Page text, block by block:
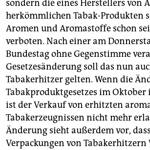
epaper login
sondern die eines Herstellers von
herkömmlichen Tabak-Produkten
Aromen und Aromastoffe schon
verboten. Nach einer am
Bundestag ohne Gegenstimme
Gesetzesänderung soll das nun
Tabakerhitzer gelten. Wenn die
Tabakproduktgesetzes im
ist der Verkauf von erhitzten
Tabakerzeugnissen nicht mehr
Änderung sieht außerdem vor,
Verpackungen von Tabakerhitzern